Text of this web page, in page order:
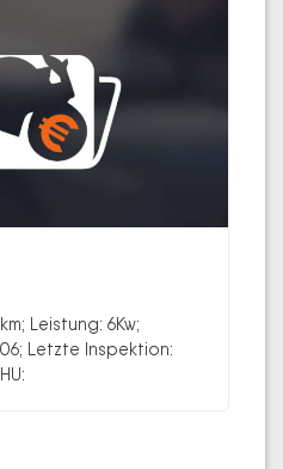
Leistung: 6Kw;
Letzte Inspektion: